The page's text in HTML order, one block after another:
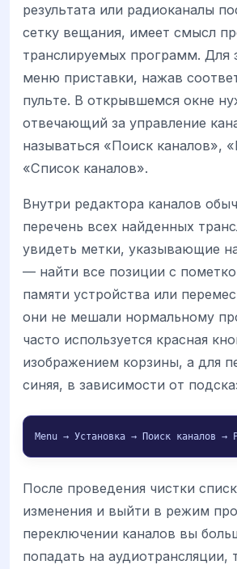
результата или радиоканалы
сетку вещания, имеет смысл
транслируемых программ. Для
меню приставки, нажав
пульте. В открывшемся окне
отвечающий за управление
называться «Поиск каналов»,
«Список каналов».
Внутри редактора каналов
перечень всех найденных
увидеть метки, указывающие
— найти все позиции с
памяти устройства или
они не мешали нормальному
часто используется красная
изображением корзины, а для
синяя, в зависимости от
Menu → Установка → Поиск каналов →
После проведения чистки
изменения и выйти в режим
переключении каналов вы
попадать на аудиотрансляции,